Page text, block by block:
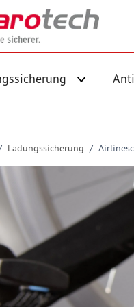
Ladungssicherung /